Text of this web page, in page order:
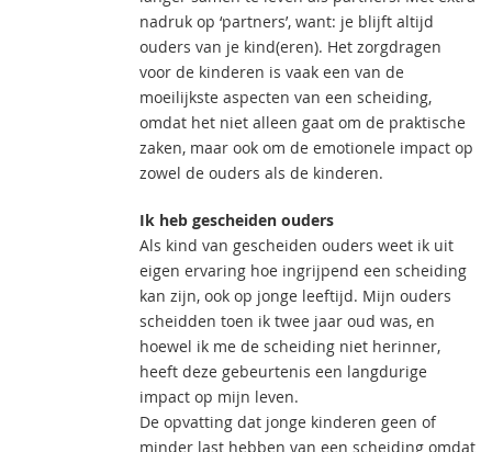
nadruk op ‘partners’, want: je blijft altijd
ouders van je kind(eren). Het zorgdragen
voor de kinderen is vaak een van de
moeilijkste aspecten van een scheiding,
omdat het niet alleen gaat om de praktische
zaken, maar ook om de emotionele impact op
zowel de ouders als de kinderen.
Ik heb gescheiden ouders
Als kind van gescheiden ouders weet ik uit
eigen ervaring hoe ingrijpend een scheiding
kan zijn, ook op jonge leeftijd. Mijn ouders
scheidden toen ik twee jaar oud was, en
hoewel ik me de scheiding niet herinner,
heeft deze gebeurtenis een langdurige
impact op mijn leven.
De opvatting dat jonge kinderen geen of
minder last hebben van een scheiding omdat